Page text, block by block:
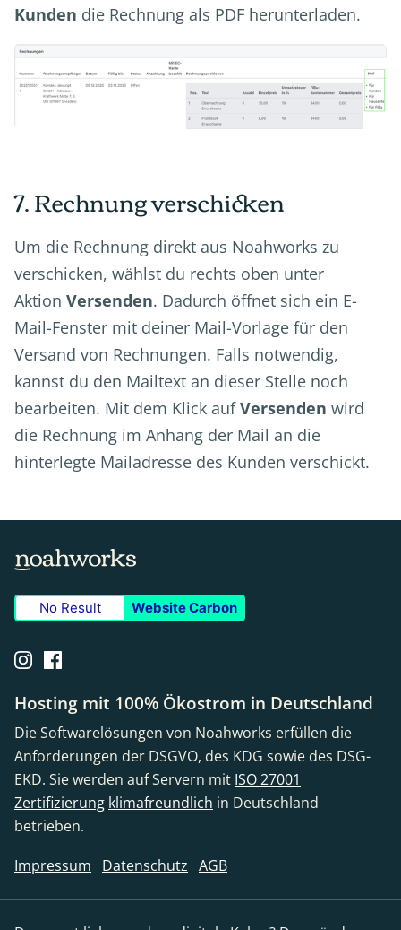
Kunden die Rechnung als PDF herunterladen.
7. Rechnung verschicken
Um die Rechnung direkt aus Noahworks zu
verschicken, wählst du rechts oben unter
Aktion Versenden. Dadurch öffnet sich ein E-
Mail-Fenster mit deiner Mail-Vorlage für den
Versand von Rechnungen. Falls notwendig,
kannst du den Mailtext an dieser Stelle noch
bearbeiten. Mit dem Klick aufVersenden wird
die Rechnung im Anhang der Mail an die
hinterlegte Mailadresse des Kunden verschickt.
No Result Website Carbon
Hosting mit 100% Ökostrom in Deutschland
Die Softwarelösungen von Noahworks erfüllen die
Anforderungen der DSGVO, des KDG sowie des DSG-
EKD. Sie werden auf Servern mit ISO 27001
Zertifizierung klimafreundlich in Deutschland
betrieben.
Impressum
Datenschutz AGB